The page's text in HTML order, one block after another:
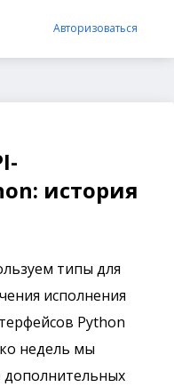
Авторизоваться
история
типы для
исполнения
Python
недель мы
дополнительных